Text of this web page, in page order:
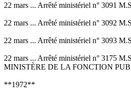
22 mars ... Arrêté ministériel n° 3091
22 mars ... Arrêté ministériel n° 3092
22 mars ... Arrêté ministériel n° 3093
22 mars ... Arrêté ministériel n° 3175
MINISTÈRE DE LA FONCTION
**1972**